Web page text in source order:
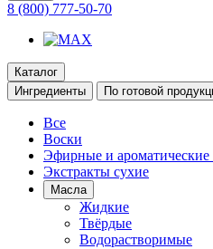
8 (800) 777-50-70
Каталог
Ингредиенты
По готовой
Все
Воски
Эфирные и ароматические
Экстракты сухие
Масла
Жидкие
Твёрдые
Водорастворимые